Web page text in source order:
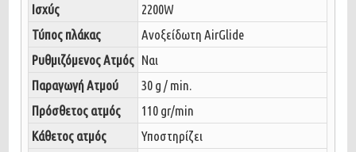
Ισχύς
2200W
Τύπος πλάκας
Ανοξείδωτη AirGlide
Ρυθμιζόμενος Ατμός Ναι
Παραγωγή Ατμού
30 g / min.
Πρόσθετος ατμός
110 gr/min
Κάθετος ατμός
Υποστηρίζει